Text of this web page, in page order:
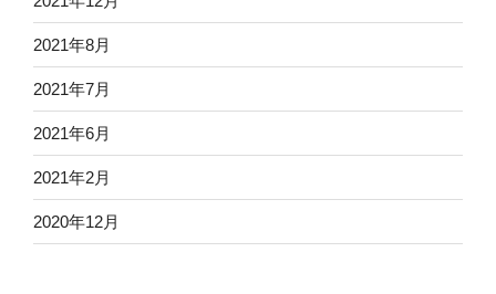
2021年8月
2021年7月
2021年6月
2021年2月
2020年12月